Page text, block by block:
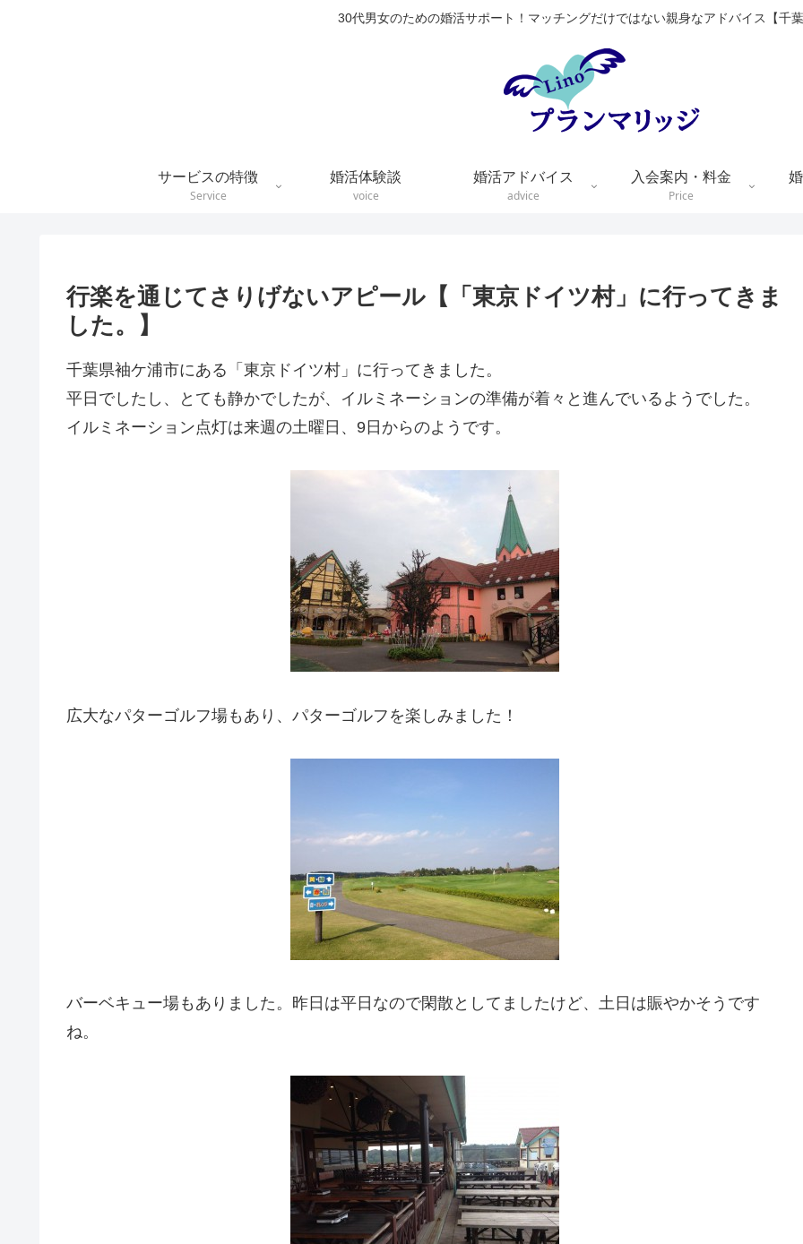
30代男女のための婚活サポート！マッチングだけではない親身なアドバイス【千
サービスの特徴
Service
婚活体験談
voice
婚活アドバイス
advice
入会案内・料金
Price
行楽を通じてさりげないアピール【「東京ドイツ村」に行ってきま
した。】
千葉県袖ケ浦市にある「東京ドイツ村」に行ってきました。
平日でしたし、とても静かでしたが、イルミネーションの準備が着々と進んでいるようでした。
イルミネーション点灯は来週の土曜日、9日からのようです。
広大なパターゴルフ場もあり、パターゴルフを楽しみました！
バーベキュー場もありました。昨日は平日なので閑散としてましたけど、土日は賑やかそうです
ね。